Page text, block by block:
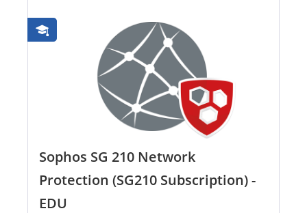
Sophos SG 210 Network
Protection (SG210 Subscription) -
EDU